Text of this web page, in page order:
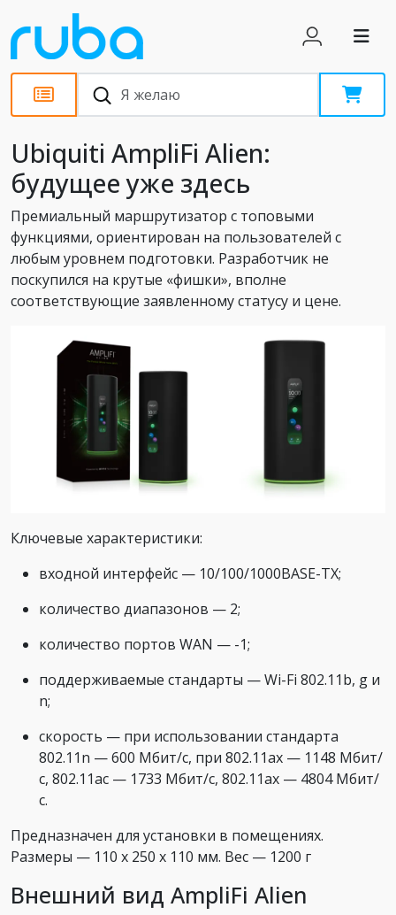
Обзоры
Ubiquiti AmpliFi Alien:
будущее уже здесь
Премиальный маршрутизатор с топовыми
функциями, ориентирован на пользователей с
любым уровнем подготовки. Разработчик не
поскупился на крутые «фишки», вполне
соответствующие заявленному статусу и цене.
Ключевые характеристики:
входной интерфейс — 10/100/1000BASE-TX;
количество диапазонов — 2;
количество портов WAN — -1;
поддерживаемые стандарты — Wi-Fi 802.11b, g и
n;
скорость — при использовании стандарта
802.11n — 600 Мбит/с, при 802.11ax — 1148 Мбит/
с, 802.11ac — 1733 Мбит/с, 802.11ax — 4804 Мбит/
с.
Предназначен для установки в помещениях.
Размеры — 110 х 250 х 110 мм. Вес — 1200 г
Внешний вид AmpliFi Alien